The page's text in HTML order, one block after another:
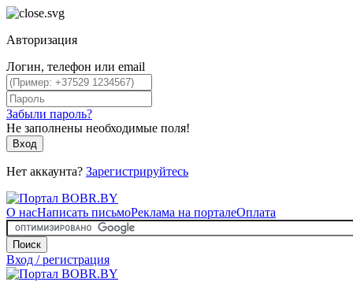
Авторизация
Логин, телефон или email
Забыли пароль?
Не заполнены необходимые поля!
Вход
Нет аккаунта? Зарегистрируйтесь
О насНаписать письмоРеклама на порталеОплата
Поиск
Вход / регистрация